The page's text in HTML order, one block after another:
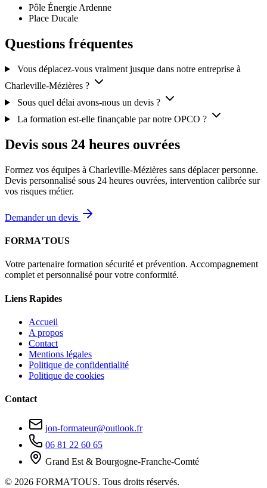
Pôle Énergie Ardenne
Place Ducale
Questions fréquentes
Vous déplacez-vous vraiment jusque dans notre entreprise à
Charleville-Mézières ?
Sous quel délai avons-nous un devis ?
La formation est-elle finançable par notre OPCO ?
Devis sous 24 heures ouvrées
Formez vos équipes à Charleville-Mézières sans déplacer personne.
Devis personnalisé sous 24 heures ouvrées, intervention calibrée sur
vos risques métier.
Demander un devis
FORMA'TOUS
Votre partenaire formation sécurité et prévention. Accompagnement
complet et personnalisé pour votre conformité.
Liens Rapides
Accueil
A propos
Contact
Mentions légales
Politique de confidentialité
Politique de cookies
Contact
jon-formateur@outlook.fr
06 81 22 60 65
Grand Est & Bourgogne-Franche-Comté
© 2026 FORMA'TOUS. Tous droits réservés.